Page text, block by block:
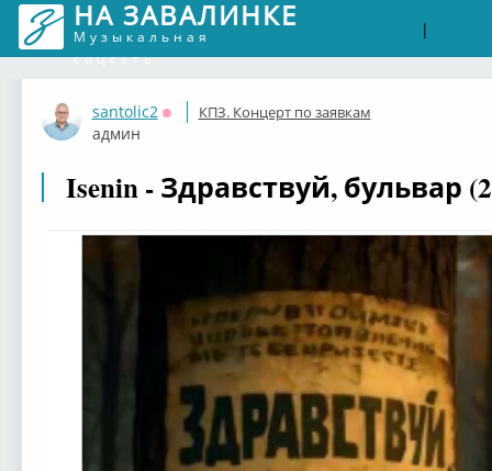
НА ЗАВАЛИНКЕ
Музыкальная
соцсеть
|
santolic2
Оффлайн
админ
КПЗ. Концерт по заявкам
Isenin - Здравствуй, бульвар